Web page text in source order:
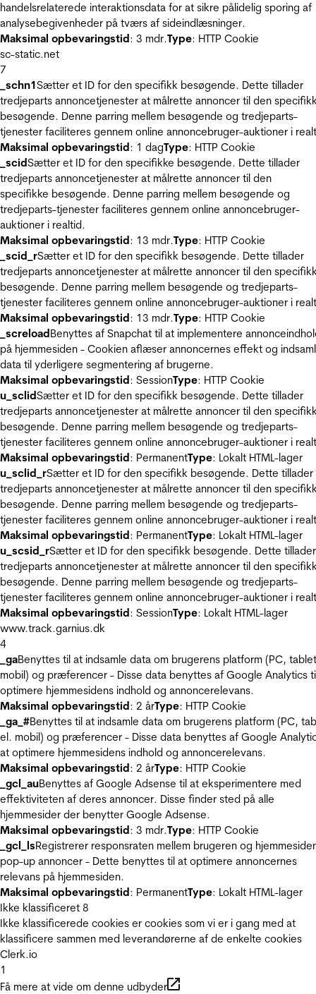
handelsrelaterede interaktionsdata for at sikre pålidelig sporing af
analysebegivenheder på tværs af sideindlæsninger.
Maksimal opbevaringstid: 3 mdr.Type: HTTP Cookie
sc-static.net
7
_schn1Sætter et ID for den specifikk besøgende. Dette tillader
tredjeparts annoncetjenester at målrette annoncer til den
besøgende. Denne parring mellem besøgende og tredjeparts-
tjenester faciliteres gennem online annoncebruger-auktioner i
Maksimal opbevaringstid: 1 dagType: HTTP Cookie
_scidSætter et ID for den specifikke besøgende. Dette tillader
tredjeparts annoncetjenester at målrette annoncer til den
specifikke besøgende. Denne parring mellem besøgende og
tredjeparts-tjenester faciliteres gennem online annoncebruger-
auktioner i realtid.
Maksimal opbevaringstid: 13 mdr.Type: HTTP Cookie
_scid_rSætter et ID for den specifikk besøgende. Dette tillader
tredjeparts annoncetjenester at målrette annoncer til den
besøgende. Denne parring mellem besøgende og tredjeparts-
tjenester faciliteres gennem online annoncebruger-auktioner i
Maksimal opbevaringstid: 13 mdr.Type: HTTP Cookie
_screloadBenyttes af Snapchat til at implementere
på hjemmesiden - Cookien aflæser annoncernes effekt og
data til yderligere segmentering af brugerne.
Maksimal opbevaringstid: SessionType: HTTP Cookie
u_sclidSætter et ID for den specifikk besøgende. Dette tillader
tredjeparts annoncetjenester at målrette annoncer til den
besøgende. Denne parring mellem besøgende og tredjeparts-
tjenester faciliteres gennem online annoncebruger-auktioner i
Maksimal opbevaringstid: PermanentType: Lokalt HTML-lager
u_sclid_rSætter et ID for den specifikk besøgende. Dette tillader
tredjeparts annoncetjenester at målrette annoncer til den
besøgende. Denne parring mellem besøgende og tredjeparts-
tjenester faciliteres gennem online annoncebruger-auktioner i
Maksimal opbevaringstid: PermanentType: Lokalt HTML-lager
u_scsid_rSætter et ID for den specifikk besøgende. Dette tillader
tredjeparts annoncetjenester at målrette annoncer til den
besøgende. Denne parring mellem besøgende og tredjeparts-
tjenester faciliteres gennem online annoncebruger-auktioner i
Maksimal opbevaringstid: SessionType: Lokalt HTML-lager
www.track.garnius.dk
4
_gaBenyttes til at indsamle data om brugerens platform (PC,
mobil) og præferencer - Disse data benyttes af Google Analytics
optimere hjemmesidens indhold og annoncerelevans.
Maksimal opbevaringstid: 2 årType: HTTP Cookie
_ga_#Benyttes til at indsamle data om brugerens platform (PC,
el. mobil) og præferencer - Disse data benyttes af Google
at optimere hjemmesidens indhold og annoncerelevans.
Maksimal opbevaringstid: 2 årType: HTTP Cookie
_gcl_auBenyttes af Google Adsense til at eksperimentere med
effektiviteten af deres annoncer. Disse finder sted på alle
hjemmesider der benytter Google Adsense.
Maksimal opbevaringstid: 3 mdr.Type: HTTP Cookie
_gcl_lsRegistrerer responsraten mellem brugeren og
pop-up annoncer - Dette benyttes til at optimere annoncernes
relevans på hjemmesiden.
Maksimal opbevaringstid: PermanentType: Lokalt HTML-lager
Ikke klassificeret 8
Ikke klassificerede cookies er cookies som vi er i gang med at
klassificere sammen med leverandørerne af de enkelte cookies
Clerk.io
1
Få mere at vide om denne udbyder